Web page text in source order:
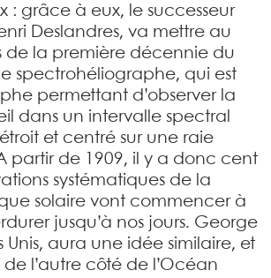
: grâce à eux, le successeur
Deslandres, va mettre au
de la première décennie du
spectrohéliographe, qui est
permettant d’observer la
dans un intervalle spectral
et centré sur une raie
partir de 1909, il y a donc cent
systématiques de la
solaire vont commencer à
jusqu’à nos jours. George
Unis, aura une idée similaire, et
de l’autre côté de l’Océan